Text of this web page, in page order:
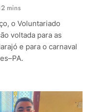
mins
o Voluntariado
voltada para as
e para o carnaval